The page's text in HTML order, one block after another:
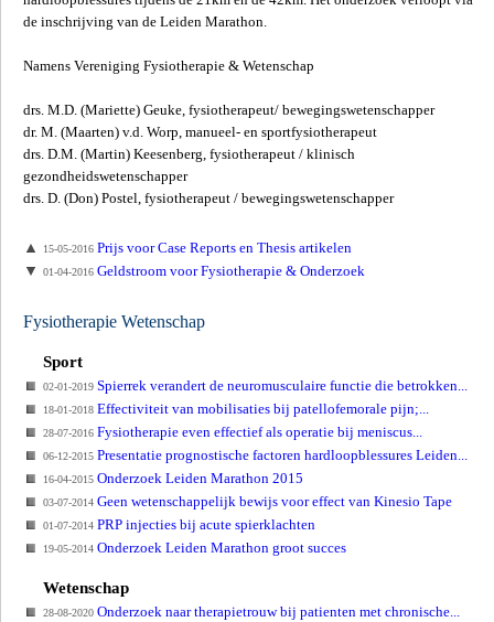
de inschrijving van de Leiden Marathon.
Namens Vereniging Fysiotherapie & Wetenschap
drs. M.D. (Mariette) Geuke, fysiotherapeut/ bewegingswetenschapper
dr. M. (Maarten) v.d. Worp, manueel- en sportfysiotherapeut
drs. D.M. (Martin) Keesenberg, fysiotherapeut / klinisch
gezondheidswetenschapper
drs. D. (Don) Postel, fysiotherapeut / bewegingswetenschapper
15-05-2016 Prijs voor Case Reports en Thesis artikelen
01-04-2016 Geldstroom voor Fysiotherapie & Onderzoek
Fysiotherapie Wetenschap
Sport
02-01-2019 Spierrek verandert de neuromusculaire functie die betrokken...
18-01-2018 Effectiviteit van mobilisaties bij patellofemorale pijn;...
28-07-2016 Fysiotherapie even effectief als operatie bij meniscus...
06-12-2015 Presentatie prognostische factoren hardloopblessures Leiden...
16-04-2015 Onderzoek Leiden Marathon 2015
03-07-2014 Geen wetenschappelijk bewijs voor effect van Kinesio Tape
01-07-2014 PRP injecties bij acute spierklachten
19-05-2014 Onderzoek Leiden Marathon groot succes
Wetenschap
28-08-2020 Onderzoek naar therapietrouw bij patienten met chronische...